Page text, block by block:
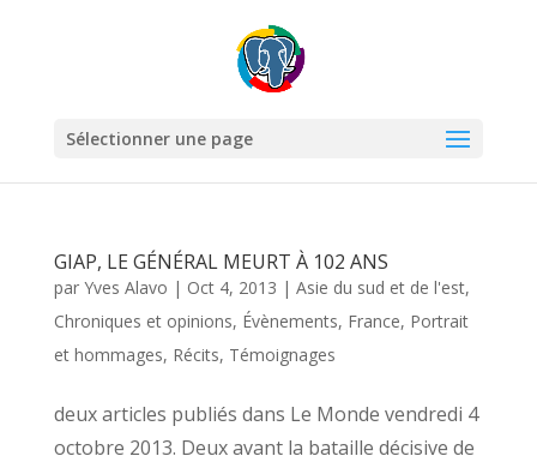
Sélectionner une page
GIAP, LE GÉNÉRAL MEURT À 102 ANS
par Yves Alavo | Oct 4, 2013 | Asie du sud et de l'est,
Chroniques et opinions, Évènements, France, Portrait
et hommages, Récits, Témoignages
deux articles publiés dans Le Monde vendredi 4
octobre 2013. Deux avant la bataille décisive de